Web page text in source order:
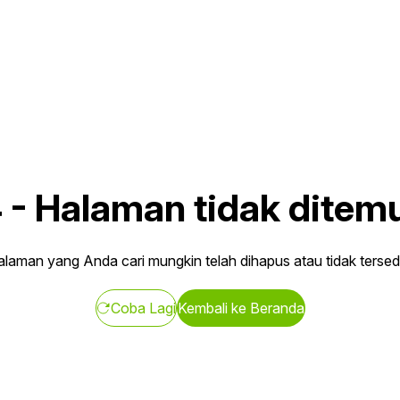
- Halaman tidak
yang Anda cari mungkin telah dihapus atau tidak
Coba LagiKembali ke Beranda